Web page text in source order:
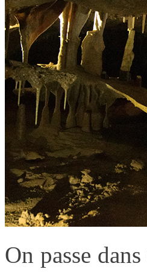
On passe dans